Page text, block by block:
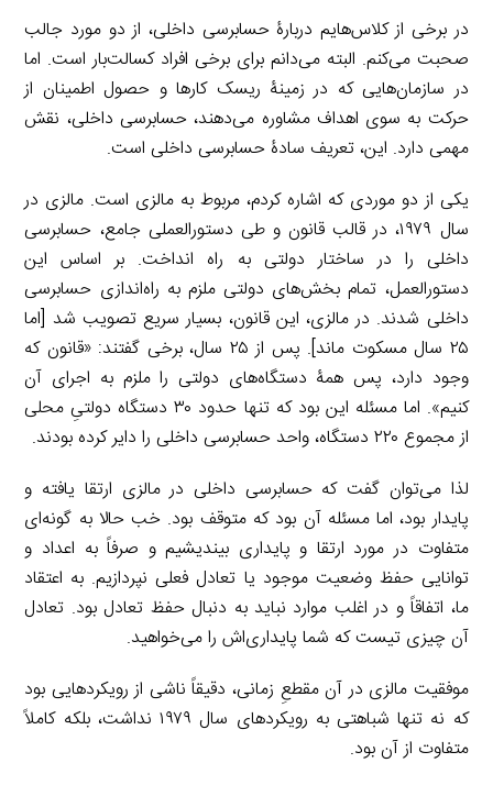
n
k
I
n
r
a
m
l
n
t
در برخی از کلاس‌هایم دربارۀ حسابرسی داخلی، از دو مورد جالب
صحبت می‌کنم. البته می‌دانم برای برخی افراد کسالت‌بار است. اما
در سازمان‌هایی که در زمینۀ ریسک کارها و حصول اطمینان از
حرکت به سوی اهداف مشاوره می‌دهند، حسابرسی داخلی، نقش
مهمی دارد. این، تعریف سادۀ حسابرسی داخلی است.
یکی از دو موردی که اشاره کردم، مربوط به مالزی است. مالزی در
سال ۱۹۷۹، در قالب قانون و طی دستورالعملی جامع، حسابرسی
داخلی را در ساختار دولتی به راه انداخت. بر اساس این
دستورالعمل، تمام بخش‌های دولتی ملزم به راه‌اندازی حسابرسی
داخلی شدند. در مالزی، این قانون، بسیار سریع تصویب شد [اما
۲۵ سال مسکوت ماند]. پس از ۲۵ سال، برخی گفتند: «قانون که
وجود دارد، پس همۀ دستگاه‌های دولتی را ملزم به اجرای آن
کنیم». اما مسئله این بود که تنها حدود ۳۰ دستگاه دولتیِ محلی
از مجموع ۲۲۰ دستگاه، واحد حسابرسی داخلی را دایر کرده بودند.
لذا می‌توان گفت که حسابرسی داخلی در مالزی ارتقا یافته و
پایدار بود، اما مسئله آن بود که متوقف بود. خب حالا به گونه‌ای
متفاوت در مورد ارتقا و پایداری بیندیشیم و صرفاً به اعداد و
توانایی حفظ وضعیت موجود یا تعادل فعلی نپردازیم. به اعتقاد
ما، اتفاقاً و در اغلب موارد نباید به دنبال حفظ تعادل بود. تعادل
آن چیزی تیست که شما پایداری‌اش را می‌خواهید.
موفقیت مالزی در آن مقطعِ زمانی، دقیقاً ناشی از رویکردهایی بود
که نه تنها شباهتی به رویکردهای سال ۱۹۷۹ نداشت، بلکه کاملاً
متفاوت از آن بود.